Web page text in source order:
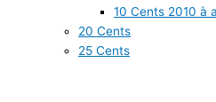
10 Cents 2010 à
20 Cents
25 Cents